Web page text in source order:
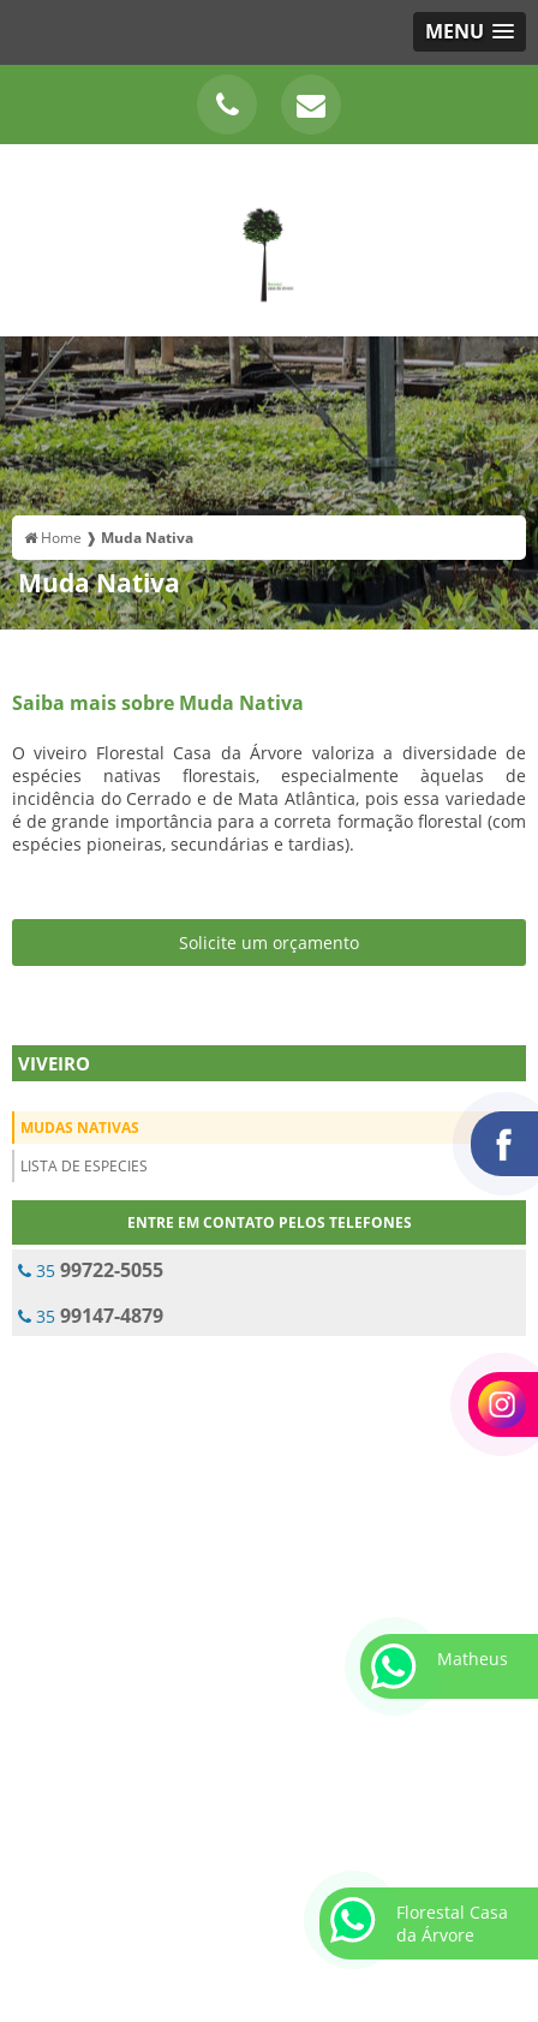
MENU
Home ❱ Muda Nativa
Muda Nativa
Saiba mais sobre Muda Nativa
O viveiro Florestal Casa da Árvore valoriza a diversidade de
espécies nativas florestais, especialmente àquelas de
incidência do Cerrado e de Mata Atlântica, pois essa variedade
é de grande importância para a correta formação florestal (com
espécies pioneiras, secundárias e tardias).
Solicite um orçamento
VIVEIRO
MUDAS NATIVAS
LISTA DE ESPECIES
ENTRE EM CONTATO PELOS TELEFONES
35 99722-5055
35 99147-4879
Matheus
Florestal Casa
da Árvore